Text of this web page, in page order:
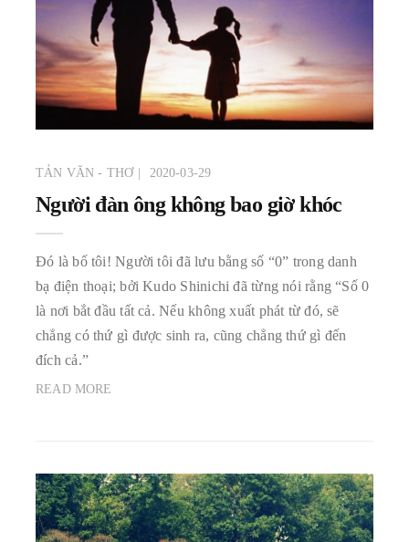
TẢN VĂN - THƠ 2020-03-29
Người đàn ông không bao giờ khóc
Đó là bố tôi! Người tôi đã lưu bằng số “0” trong danh
bạ điện thoại; bởi Kudo Shinichi đã từng nói rằng “Số 0
là nơi bắt đầu tất cả. Nếu không xuất phát từ đó, sẽ
chẳng có thứ gì được sinh ra, cũng chẳng thứ gì đến
đích cả.”
READ MORE